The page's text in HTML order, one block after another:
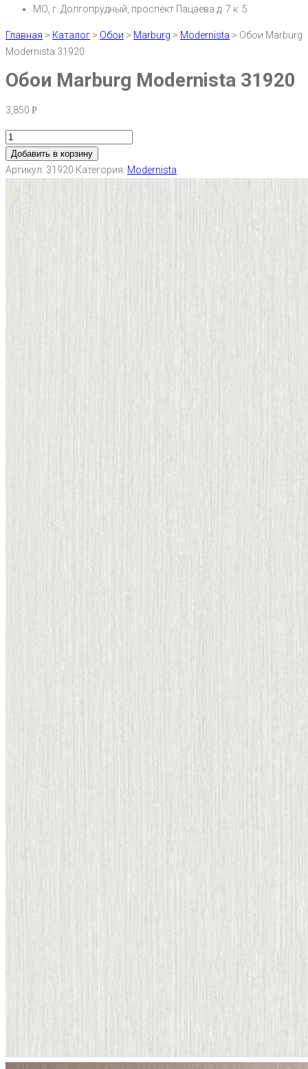
МО, г. Долгопрудный, проспект Пацаева д. 7 к. 5
Главная > Каталог > Обои > Marburg > Modernista > Обои Marburg
Modernista 31920
Обои Marburg Modernista 31920
3,850 Р
Добавить в корзину
Артикул: 31920 Категория: Modernista